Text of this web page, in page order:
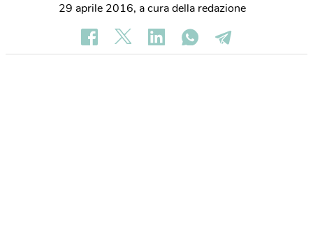
29 aprile 2016, a cura della redazione